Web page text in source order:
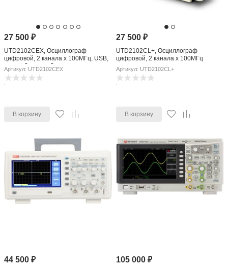
27 500₽
UTD2102CEX, Осциллограф
цифровой, 2 канала х 100МГц, USB,
цветной дисплей
Артикул: UTD2102CEX
В корзину
27 500 ₽
UTD2102CL+, Осциллограф
цифровой, 2 канала х 100МГц
Артикул: UTD2102CL+
В корзину
44 500₽ 105 000 ₽